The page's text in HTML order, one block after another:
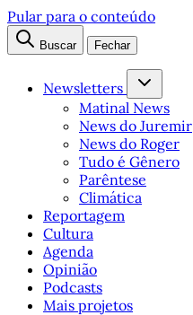
Pular para o conteúdo
Buscar Fechar
Newsletters
Matinal News
News do Juremir
News do Roger
Tudo é Gênero
Parêntese
Climática
Reportagem
Cultura
Agenda
Opinião
Podcasts
Mais projetos